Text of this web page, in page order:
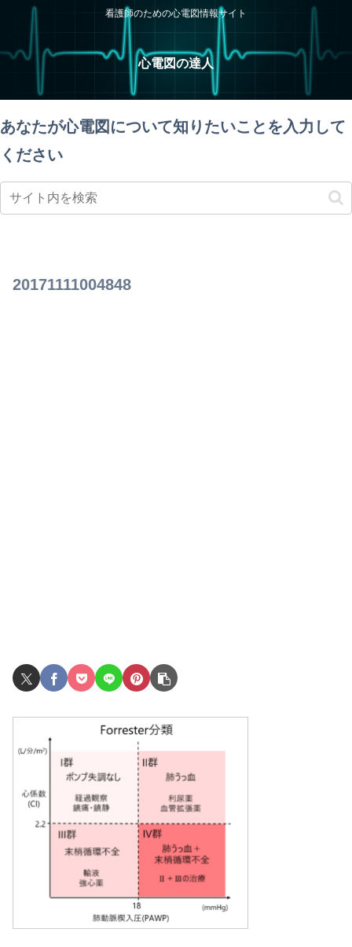
看護師のための心電図情報サイト
心電図の達人
あなたが心電図について知りたいことを入力して
ください
20171111004848